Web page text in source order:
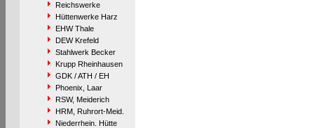
Reichswerke
Hüttenwerke Harz
EHW Thale
DEW Krefeld
Stahlwerk Becker
Krupp Rheinhausen
GDK / ATH / EH
Phoenix, Laar
RSW, Meiderich
HRM, Ruhrort-Meid.
Niederrhein. Hütte